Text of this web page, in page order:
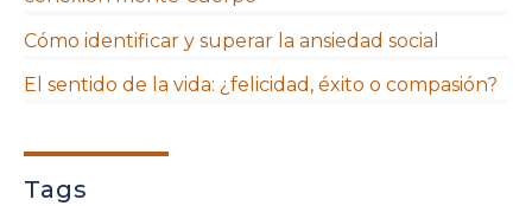
Cómo identificar y superar la ansiedad social
El sentido de la vida: ¿felicidad, éxito o compasión?
Tags